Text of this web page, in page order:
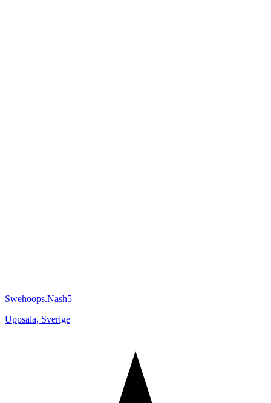
Swehoops.Nash5
Uppsala, Sverige